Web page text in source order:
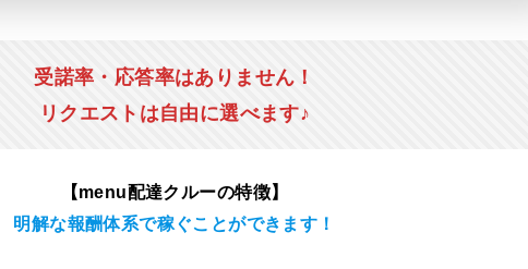
受諾率・応答率はありません！
リクエストは自由に選べます♪
【menu配達クルーの特徴】
明解な報酬体系で稼ぐことができます！